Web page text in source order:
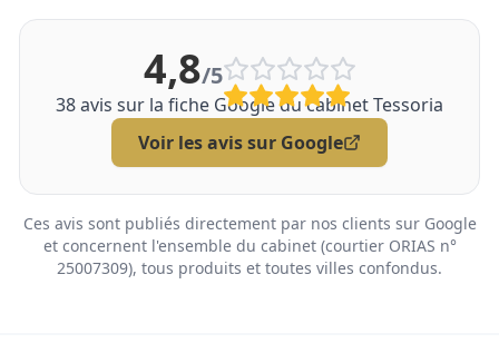
4,8/5
38avis sur la fiche Google du cabinet Tessoria
Voir les avis sur Google
Ces avis sont publiés directement par nos clients sur Google
et concernent l'ensemble du cabinet (courtier ORIAS n°
25007309), tous produits et toutes villes confondus.